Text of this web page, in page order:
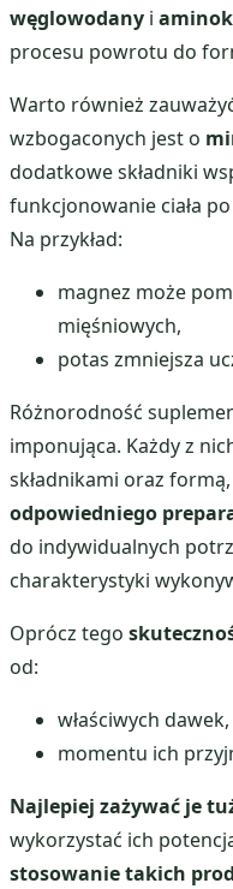
węglowodany i
procesu powrotu do
Warto również
wzbogaconych jest o
dodatkowe składniki
funkcjonowanie ciała
Na przykład:
magnez może
mięśniowych,
potas zmniejsza
Różnorodność
imponująca. Każdy z
składnikami oraz
odpowiedniego
do indywidualnych
charakterystyki
Oprócz tego
od:
właściwych dawek,
momentu ich
Najlepiej zażywać je
wykorzystać ich
stosowanie takich